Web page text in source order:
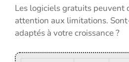
Les logiciels gratuits peuvent
attention aux limitations.
adaptés à votre croissance ?